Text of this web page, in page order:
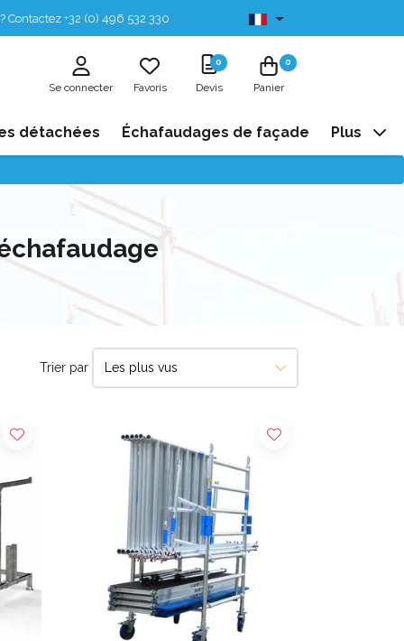
Contactez +32 (0) 496 532 330 Disponibles de stock
Se connecter Favoris
0
Devis
0
Panier
détachées Échafaudages de façade Plus
Trier par